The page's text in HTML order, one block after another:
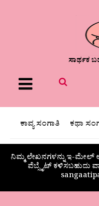
ಸಾರ್ಥಕ
Menu
ಕಾವ್ಯ ಸಂಗಾತಿ ಕಥಾ
ನಿಮ್ಮ ಲೇಖನಗಳನ್ನು ಇ-ಮೇಲ್
ವೆಬ್ಸೈಟ್ ಕಳಿಸಬಹುದು